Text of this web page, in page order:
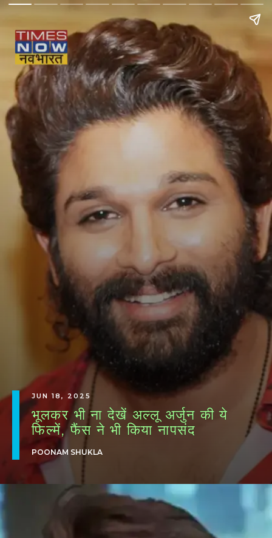
JUN 18, 2025
भूलकर भी ना देखें अल्लू अर्जुन की ये
फिल्में, फैंस ने भी किया नापसंद
POONAM SHUKLA